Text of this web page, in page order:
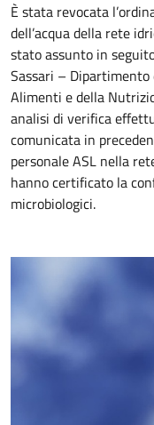
È stata revocata
dell’acqua della rete
stato assunto in
Sassari – Dipartimento
Alimenti e della
analisi di verifica
comunicata in
personale ASL nella
hanno certificato la
microbiologici.